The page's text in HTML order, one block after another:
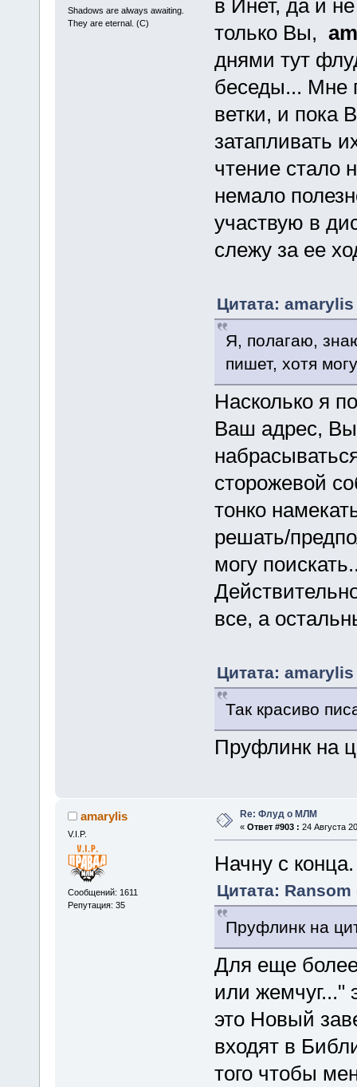
Shadows are always awaiting.
They are eternal. (C)
в Инет, да и
только Вы,
днями тут
беседы... Мне
ветки, и пока
затапливать
чтение стало
немало
участвую в
слежу за ее
Цитата: amarylis
Я, полагаю,
пишет, хотя
Насколько я
Ваш адрес,
сторожевой
тонко
решать/
могу
все, а
Цитата: amarylis
Так красиво
Пруфлинк на
amarylis
V.I.P.
Сообщений: 1611
Репутация: 35
Re: Флуд о МЛМ
« Ответ #903 : 24 Августа
Начну с конца.
Цитата: Ransom
Пруфлинк на
Для еще
или жемчуг..."
это Новый
входят в
того чтобы